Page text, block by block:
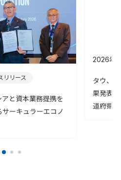
リリース
と資本業務提携を
ーキュラーエコノ
2026年
タウ、
果発表
道府県